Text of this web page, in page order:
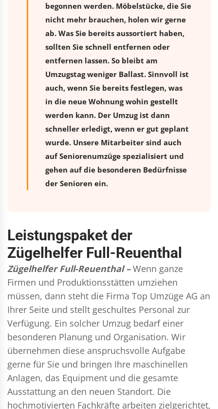
begonnen werden. Möbelstücke, die Sie
nicht mehr brauchen, holen wir gerne
ab. Was Sie bereits aussortiert haben,
sollten Sie schnell entfernen oder
entfernen lassen. So bleibt am
Umzugstag weniger Ballast. Sinnvoll ist
auch, wenn Sie bereits festlegen, was
in die neue Wohnung wohin gestellt
werden kann. Der Umzug ist dann
schneller erledigt, wenn er gut geplant
wurde. Unsere Mitarbeiter sind auch
auf Seniorenumzüge spezialisiert und
gehen auf die besonderen Bedürfnisse
der Senioren ein.
Leistungspaket der
Zügelhelfer Full-Reuenthal
Zügelhelfer Full-Reuenthal – Wenn ganze
Firmen und Produktionsstätten umziehen
müssen, dann steht die Firma Top Umzüge AG an
Ihrer Seite und stellt geschultes Personal zur
Verfügung. Ein solcher Umzug bedarf einer
besonderen Planung und Organisation. Wir
übernehmen diese anspruchsvolle Aufgabe
gerne für Sie und bringen Ihre maschinellen
Anlagen, das Equipment und die gesamte
Ausstattung an den neuen Standort. Die
hochmotivierten Fachkräfte arbeiten zielgerichtet,